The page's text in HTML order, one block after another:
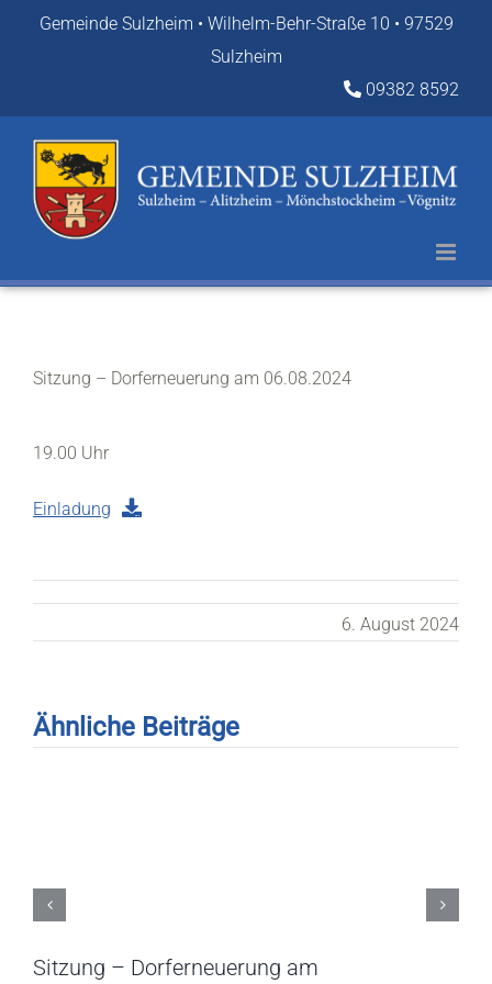
Gemeinde Sulzheim • Wilhelm-Behr-Straße 10 • 97529
Sulzheim
09382 8592
Sitzung – Dorferneuerung am 06.08.2024
19.00 Uhr
Einladung
6. August 2024
Ähnliche Beiträge
Sitzung – Dorferneuerung am